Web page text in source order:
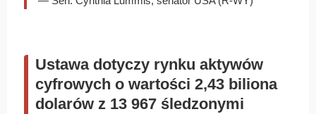
Ustawa dotyczy rynku aktywów
cyfrowych o wartości 2,43 biliona
dolarów z 13 967 śledzonymi